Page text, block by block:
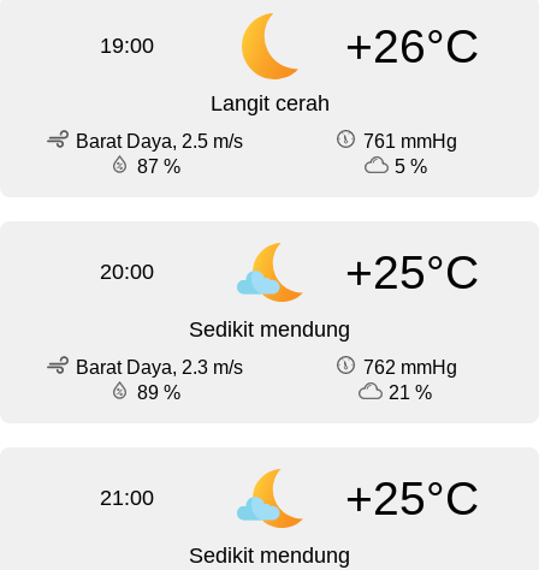
19:00 +26°C
Langit cerah
Barat Daya, 2.5 m/s
761 mmHg
87 %
5 %
20:00 +25°C
Sedikit mendung
Barat Daya, 2.3 m/s
762 mmHg
89 %
21 %
21:00 +25°C
Sedikit mendung